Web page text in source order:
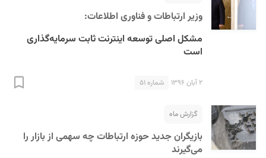
وزیر ارتباطات و فناوری اطلاعات:
مشکل اصلی توسعه اینترنت ثابت سرمایه‌گذاری
است
۲ آبان ۱۳۹۶ شماره ۵۱
گزارش ماه
بازیگران جدید حوزه ارتباطات چه سهمی از بازار را
می‌گیرند